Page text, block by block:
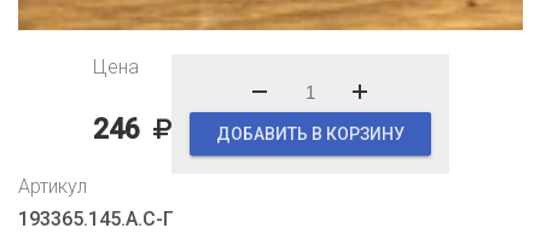
Цена
246 ДОБАВИТЬ В КОРЗИНУ
Артикул
193365.145.А.С-Г